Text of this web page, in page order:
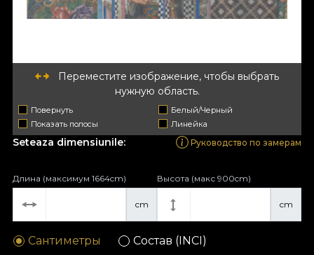
Переместите изображение, чтобы выбрать
нужную область.
Повернуть
Белый/Черный
Показать полосы
Линейка
Seteaza dimensiunile: Руководство по замерам
cm
Длина (максимум 1664cm)
cm
Высота (макс 900cm)
Сантиметры Состав (INCI)